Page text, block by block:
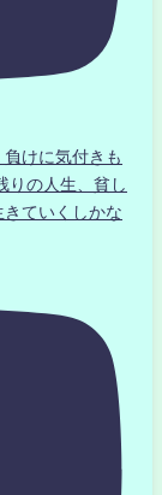
けに気付きも
の人生、貧し
ていくしかな